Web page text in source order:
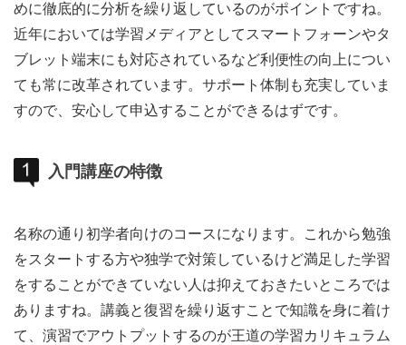
めに徹底的に分析を繰り返しているのがポイントですね。
近年においては学習メディアとしてスマートフォーンやタ
ブレット端末にも対応されているなど利便性の向上につい
ても常に改革されています。サポート体制も充実していま
すので、安心して申込することができるはずです。
入門講座の特徴
名称の通り初学者向けのコースになります。これから勉強
をスタートする方や独学で対策しているけど満足した学習
をすることができていない人は抑えておきたいところでは
ありますね。講義と復習を繰り返すことで知識を身に着け
て、演習でアウトプットするのが王道の学習カリキュラム